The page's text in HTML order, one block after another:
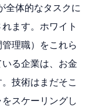
全体的なタスクに
ます。ホワイト
理職）をこれら
る企業は、お金
技術はまだそこ
スケーリングし